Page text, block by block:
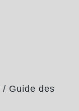
/ Guide des